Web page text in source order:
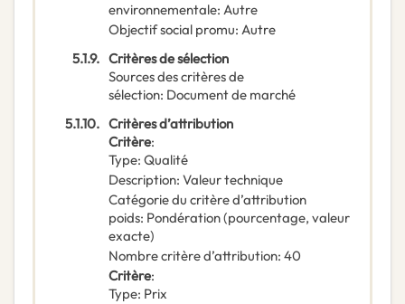
environnementale: Autre
Objectif social promu: Autre
5.1.9. Critères de sélection
Sources des critères de
sélection: Document de marché
5.1.10. Critères d’attribution
Critère:
Type: Qualité
Description: Valeur technique
Catégorie du critère d’attribution
poids: Pondération (pourcentage, valeur
exacte)
Nombre critère d’attribution: 40
Critère:
Type: Prix